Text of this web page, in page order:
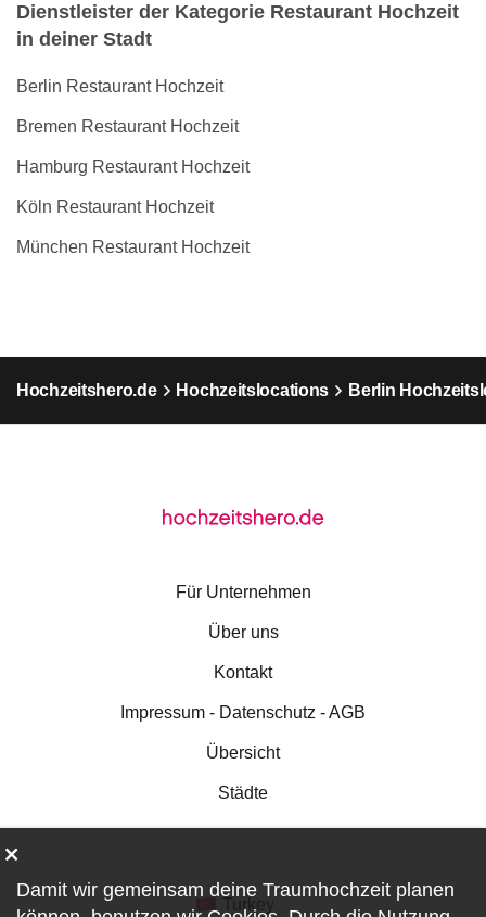
Dienstleister der Kategorie Restaurant Hochzeit
in deiner Stadt
Berlin Restaurant Hochzeit
Bremen Restaurant Hochzeit
Hamburg Restaurant Hochzeit
Köln Restaurant Hochzeit
München Restaurant Hochzeit
Hochzeitshero.de Hochzeitslocations Berlin
Für Unternehmen
Über uns
Kontakt
Impressum - Datenschutz - AGB
Übersicht
Städte
Damit wir gemeinsam deine Traumhochzeit planen